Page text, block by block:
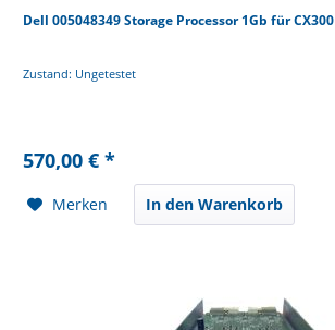
Dell 005048349 Storage Processor 1Gb für CX300
Zustand: Ungetestet
570,00 € *
Merken In den Warenkorb